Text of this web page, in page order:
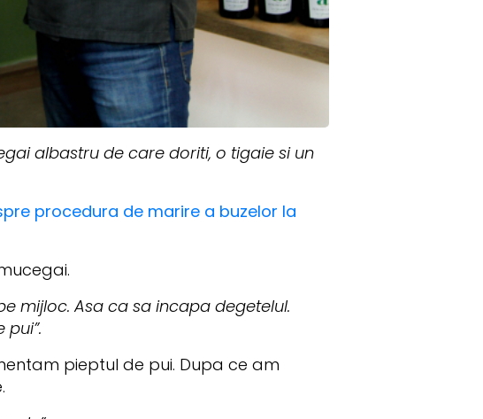
albastru de care doriti, o tigaie si un
procedura de marire a buzelor la
mijloc. Asa ca sa incapa degetelul.
pieptul de pui. Dupa ce am